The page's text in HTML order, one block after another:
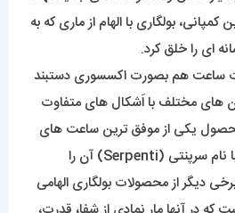
انجامید، شرکت در سال 1950 میلادی در جهت
خاص و متفاوت قدمی جدید نهاد
بولگاری با الهام از ماری که به
ای را خلق کرد.
ساعت هم بصورت اکسسوری دستبند
های مختلف با اَشکال های متفاوت
محصول یکی از موفق ترین ساعت های
کمپانی بولگاری هست که با نام سرپنتی (Serpenti) آن را